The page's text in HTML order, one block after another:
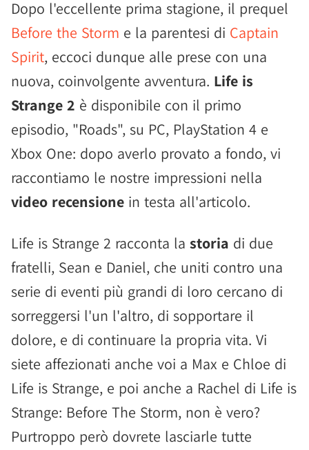
Dopo l'eccellente prima stagione, il prequel
Before the Storm e la parentesi di Captain
Spirit, eccoci dunque alle prese con una
nuova, coinvolgente avventura. Life is
Strange 2 è disponibile con il primo
episodio, "Roads", su PC, PlayStation 4 e
Xbox One: dopo averlo provato a fondo, vi
raccontiamo le nostre impressioni nella
video recensione in testa all'articolo.
Life is Strange 2 racconta la storia di due
fratelli, Sean e Daniel, che uniti contro una
serie di eventi più grandi di loro cercano di
sorreggersi l'un l'altro, di sopportare il
dolore, e di continuare la propria vita. Vi
siete affezionati anche voi a Max e Chloe di
Life is Strange, e poi anche a Rachel di Life is
Strange: Before The Storm, non è vero?
Purtroppo però dovrete lasciarle tutte